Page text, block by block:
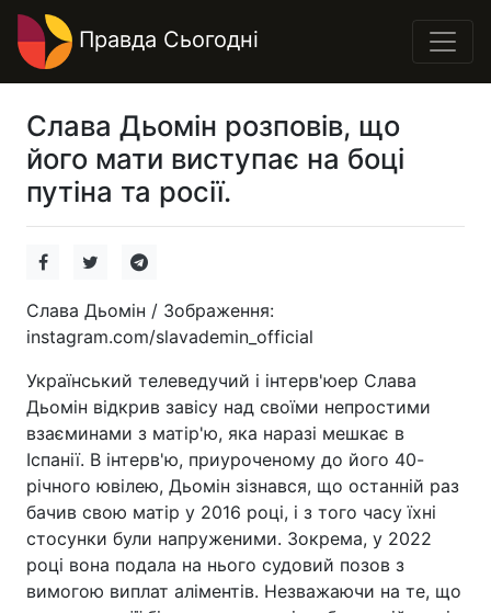
Правда Сьогодні
Слава Дьомін розповів, що
його мати виступає на боці
путіна та росії.
Слава Дьомін / Зображення:
instagram.com/slavademin_official
Український телеведучий і інтерв'юер Слава
Дьомін відкрив завісу над своїми непростими
взаєминами з матір'ю, яка наразі мешкає в
Іспанії. В інтерв'ю, приуроченому до його 40-
річного ювілею, Дьомін зізнався, що останній раз
бачив свою матір у 2016 році, і з того часу їхні
стосунки були напруженими. Зокрема, у 2022
році вона подала на нього судовий позов з
вимогою виплат аліментів. Незважаючи на те, що